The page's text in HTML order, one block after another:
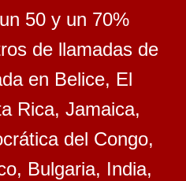
50 y un 70%
de llamadas de
en Belice, El
Rica, Jamaica,
del Congo,
Bulgaria, India,